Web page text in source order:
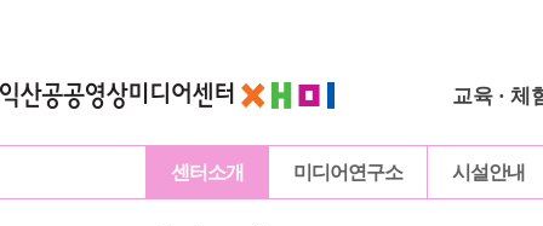
교육 · 체
센터소개 미디어연구소 시설안내